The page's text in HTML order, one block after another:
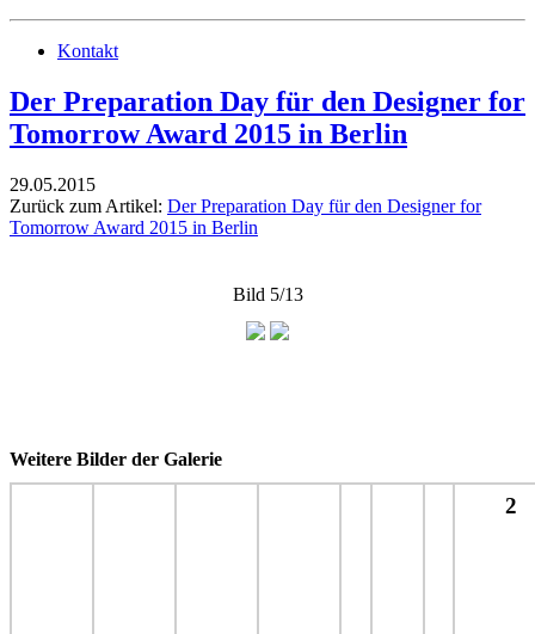
Kontakt
Der Preparation Day für den Designer for
Tomorrow Award 2015 in Berlin
29.05.2015
Zurück zum Artikel: Der Preparation Day für den Designer for
Tomorrow Award 2015 in Berlin
Bild 5/13
Weitere Bilder der Galerie
2